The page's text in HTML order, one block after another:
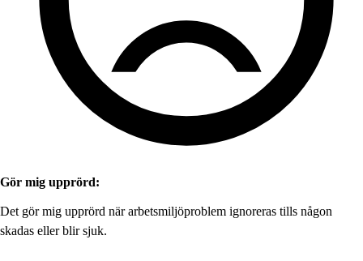
Gör mig upprörd:
Det gör mig upprörd när arbetsmiljöproblem ignoreras tills någon
skadas eller blir sjuk.